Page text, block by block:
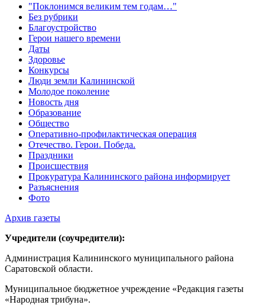
"Поклонимся великим тем годам…"
Без рубрики
Благоустройство
Герои нашего времени
Даты
Здоровье
Конкурсы
Люди земли Калининской
Молодое поколение
Новость дня
Образование
Общество
Оперативно-профилактическая операция
Отечество. Герои. Победа.
Праздники
Происшествия
Прокуратура Калининского района информирует
Разъяснения
Фото
Архив газеты
Учредители (соучредители):
Администрация Калининского муниципального района
Саратовской области.
Муниципальное бюджетное учреждение «Редакция газеты
«Народная трибуна».